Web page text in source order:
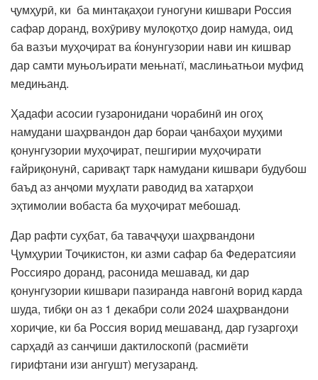
ҷумҳурӣ, ки ба минтақаҳои гуногуни кишвари Россия
сафар доранд, вохӯриву мулоқотҳо доир намуда, оид
ба вазъи муҳоҷират ва ќонунгузории нави ин кишвар
дар самти муњољирати мењнатї, маслињатњои муфид
медињанд.
Ҳадафи асосии гузаронидани чорабинӣ ин огоҳ
намудани шаҳрвандон дар бораи ҷанбаҳои муҳими
қонунгузории муҳоҷират, пешгирии муҳоҷирати
ғайриқонунӣ, саривақт тарк намудани кишвари будубош
баъд аз анҷоми муҳлати раводид ва хатарҳои
эҳтимолии вобаста ба муҳоҷират мебошад.
Дар рафти суҳбат, ба таваҷҷуҳи шаҳрвандони
Ҷумҳурии Тоҷикистон, ки азми сафар ба Федератсияи
Россияро доранд, расонида мешавад, ки дар
қонунгузории кишвари пазиранда навгонӣ ворид карда
шуда, тибқи он аз 1 декабри соли 2024 шаҳрвандони
хориҷие, ки ба Россия ворид мешаванд, дар гузаргоҳи
сарҳадӣ аз санҷиши дактилоскопӣ (расмиёти
гирифтани изи ангушт) мегузаранд.